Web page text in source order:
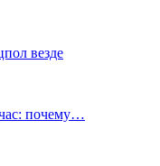
везде
почему…